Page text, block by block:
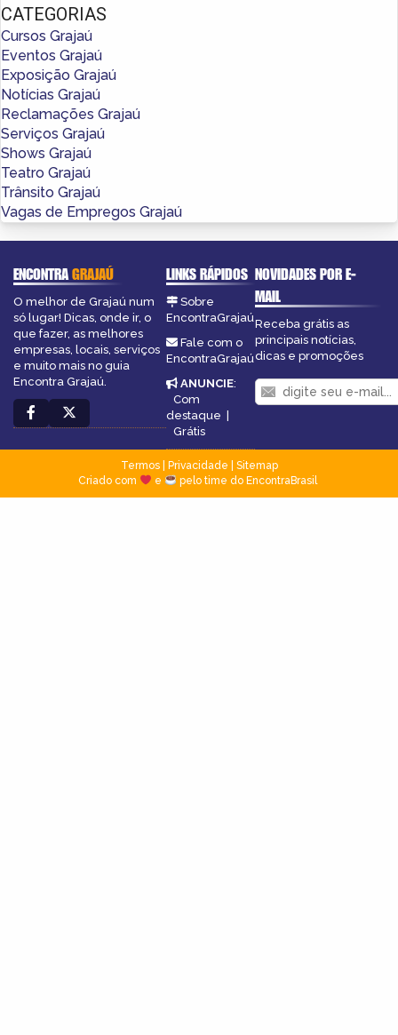
CATEGORIAS
Cursos Grajaú
Eventos Grajaú
Exposição Grajaú
Notícias Grajaú
Reclamações Grajaú
Serviços Grajaú
Shows Grajaú
Teatro Grajaú
Trânsito Grajaú
Vagas de Empregos Grajaú
ENCONTRAGRAJAÚ
O melhor de Grajaú num
só lugar! Dicas, onde ir, o
que fazer, as melhores
empresas, locais, serviços
e muito mais no guia
Encontra Grajaú.
LINKS RÁPIDOS
Sobre
EncontraGrajaú
Fale com o
EncontraGrajaú
ANUNCIE:
Com
destaque
Grátis
NOVIDADES POR E-
MAIL
Receba grátis as
principais notícias,
dicas e promoções
Termos| Privacidade
Sitemap
Criado com
e pelo time do EncontraBrasil